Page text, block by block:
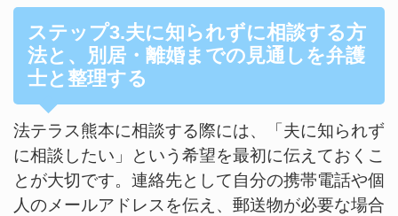
ステップ3.夫に知られずに相談する方
法と、別居・離婚までの見通しを弁護
士と整理する
法テラス熊本に相談する際には、「夫に知られず
に相談したい」という希望を最初に伝えておくこ
とが大切です。連絡先として自分の携帯電話や個
人のメールアドレスを伝え、郵送物が必要な場合